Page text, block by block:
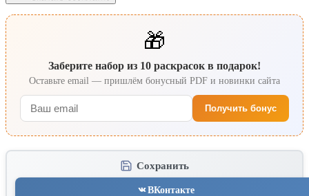
🎁
Заберите набор из 10 раскрасок в подарок!
Оставьте email — пришлём бонусный PDF и новинки сайта
Получить бонус
Сохранить
ВКонтакте